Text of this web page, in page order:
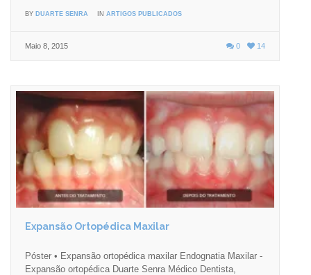
BY DUARTE SENRA IN ARTIGOS PUBLICADOS
Maio 8, 2015 14
0
Expansão Ortopédica Maxilar
Póster • Expansão ortopédica maxilar Endognatia Maxilar -
Expansão ortopédica Duarte Senra Médico Dentista,